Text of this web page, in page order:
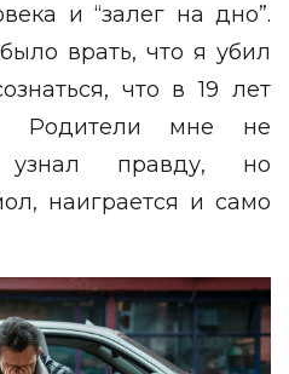
и “залег на дно”.
врать, что я убил
что в 19 лет
Родители мне не
правду, но
наиграется и само